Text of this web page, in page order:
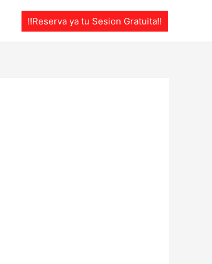
!!Reserva ya tu Sesion Gratuita!!